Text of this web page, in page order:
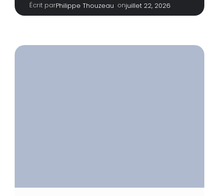
Écrit parPhilippe Thouzeau onjuillet 22, 2026